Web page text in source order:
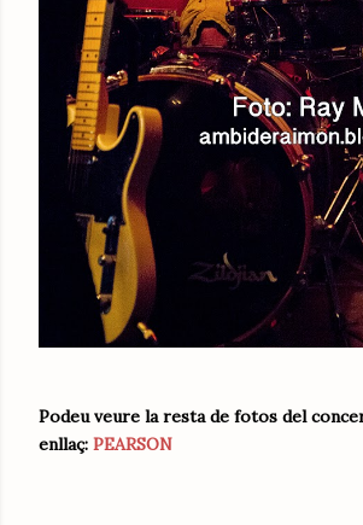
Podeu veure la resta de fotos del
enllaç: PEARSON